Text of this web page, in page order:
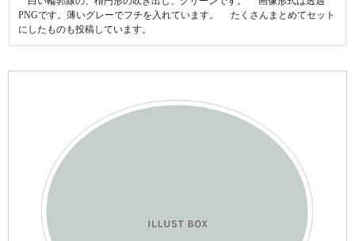
PNGです。薄いグレーでフチを入れています。 たくさんまとめてセット
にしたものも投稿しています。